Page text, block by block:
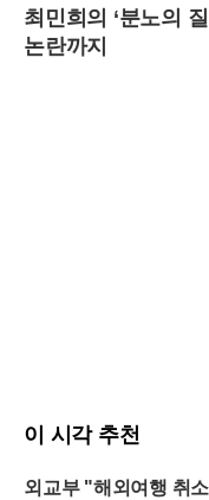
최민희의 ‘분노의
논란까지
이 시각 추천
외교부 "해외여행 취